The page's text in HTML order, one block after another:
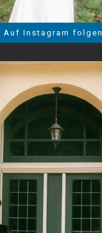
Auf Instagram folgen